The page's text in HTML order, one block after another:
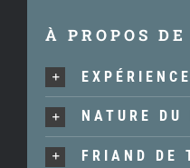
À PROPOS
EXPÉRIENCE
NATURE DU
FRIAND DE